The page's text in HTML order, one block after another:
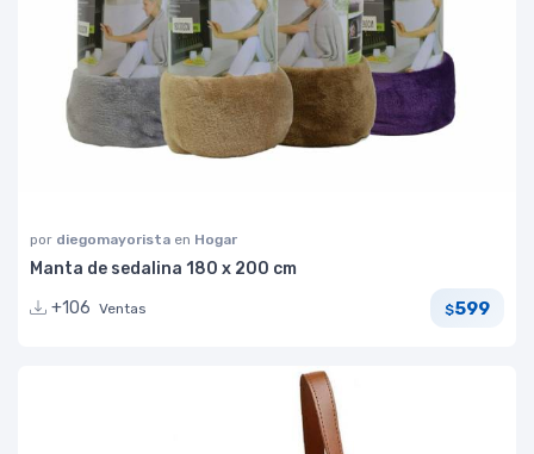
por diegomayorista en Hogar
Manta de sedalina 180 x 200 cm
+106 Ventas $599